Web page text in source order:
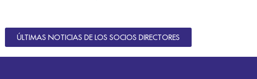
ÚLTIMAS NOTICIAS DE LOS SOCIOS DIRECTORES